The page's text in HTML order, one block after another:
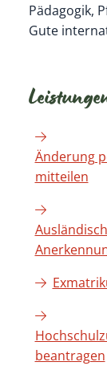
Pädagogik,
Gute
Änderung
mitteilen
beantragen